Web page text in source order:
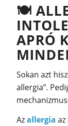
🍽️
APRÓ
Sokan azt
allergia”.
Azallergia